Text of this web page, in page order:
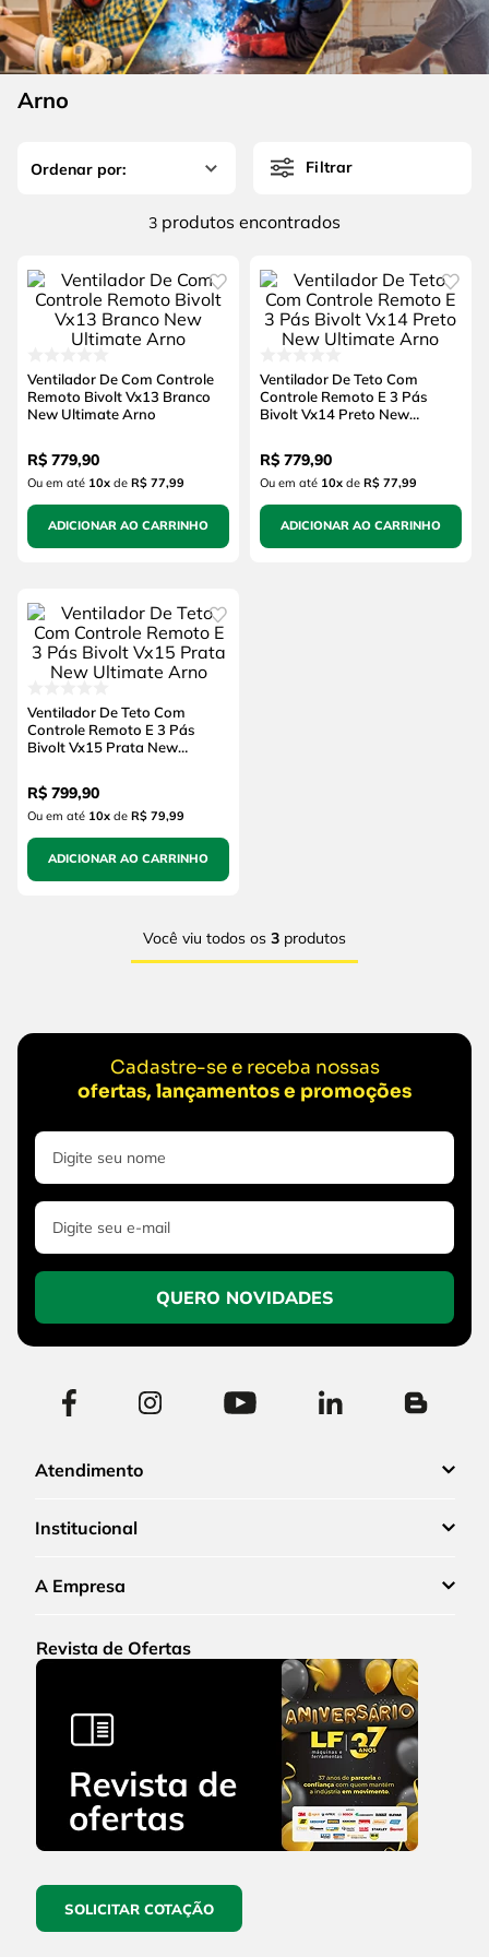
Arno
Filtrar
3 produtos
Ventilador De Com Controle
Remoto Bivolt Vx13 Branco
New Ultimate Arno
R$ 779,90
Ou em até 10xde R$ 77,99
ADICIONAR AO CARRINHO
Ventilador De Teto Com
Controle Remoto E 3 Pás
Bivolt Vx14 Preto New
R$ 779,90
Ou em até 10xde R$ 77,99
ADICIONAR AO CARRINHO
Ventilador De Teto Com
Controle Remoto E 3 Pás
Bivolt Vx15 Prata New
R$ 799,90
Ou em até 10xde R$ 79,99
ADICIONAR AO CARRINHO
Você viu todos os 3 produtos
Cadastre-se e receba nossas
ofertas, lançamentos e promoções
QUERO NOVIDADES
Atendimento
Institucional
A Empresa
Revista de Ofertas
SOLICITAR COTAÇÃO
6º fio
7º chave impacto
8º
serra copo
4 º escada
5º serra circular
disco corte